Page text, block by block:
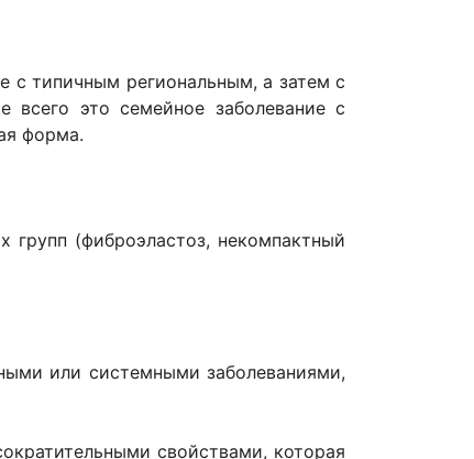
с типичным региональным, а затем с
всего это семейное заболевание с
форма.
(фиброэластоз, некомпактный
или системными заболеваниями,
свойствами, которая